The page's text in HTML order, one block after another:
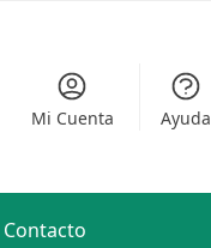
Mi Cuenta Ayuda
Contacto